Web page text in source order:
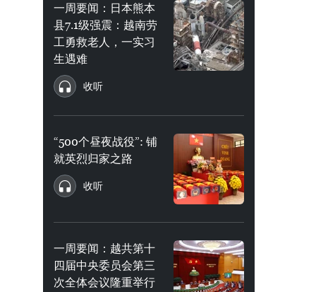
一周要闻：日本熊本
县7.1级强震：越南劳
工勇救老人，一实习
生遇难
收听
“500个昼夜战役”: 铺
就英烈归家之路
收听
一周要闻：越共第十
四届中央委员会第三
次全体会议隆重举行